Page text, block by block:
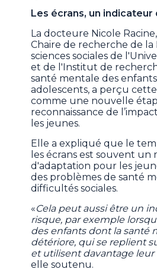
Les écrans, un indicateur
La docteure Nicole
Chaire de recherche de la
sciences sociales de
et de l'Institut de
santé mentale des
adolescents, a perçu
comme une nouvelle
reconnaissance de
les jeunes.
Elle a expliqué que le
les écrans est souvent un
d'adaptation pour les
des problèmes de santé
difficultés sociales.
«Cela peut aussi être un
risque, par exemple
des enfants dont la santé
détériore, qui se replient
et utilisent davantage
elle soutenu.